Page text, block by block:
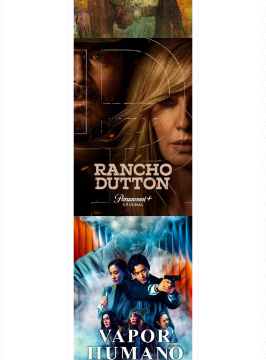
Rancho Dutton 1ª
Temporada Torrent (2026)
WEB-DL 1080p Dual Áudio
Vapor Humano 1ª Temporada
Torrent (2026) WEB-DL 1080p
Dual Áudio